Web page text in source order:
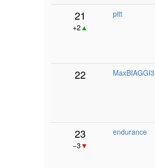
21
+2 ▲
pitt
22 MaxBIAGGI3
23
−3 ▼
endurance